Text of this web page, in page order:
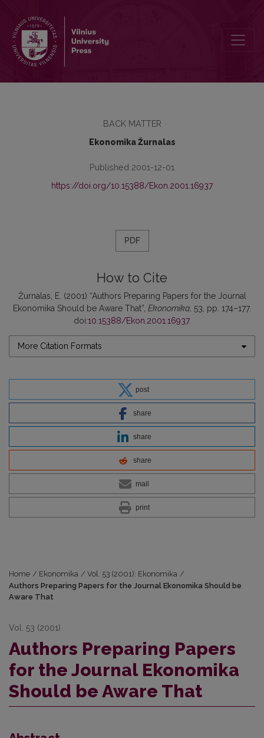
BACK MATTER
Ekonomika Žurnalas
Published 2001-12-01
https://doi.org/10.15388/Ekon.2001.16937
PDF
How to Cite
Žurnalas, E. (2001) “Authors Preparing Papers for the Journal
Ekonomika Should be Aware That”, Ekonomika , 53, pp. 174–177.
doi:10.15388/Ekon.2001.16937.
More Citation Formats
post
share
share
share
mail
print
Home / Ekonomika / Vol. 53 (2001): Ekonomika /
Authors Preparing Papers for the Journal Ekonomika Should be
Aware That
Vol. 53 (2001)
Authors Preparing Papers
for the Journal Ekonomika
Should be Aware That